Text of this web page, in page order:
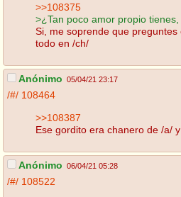
>>108375
>¿Tan poco amor propio
Si, me soprende que
todo en /ch/
Anónimo 05/04/21 23:17
/#/ 108464
>>108387
Ese gordito era chanero de /a/ y
Anónimo 06/04/21 05:28
/#/ 108522